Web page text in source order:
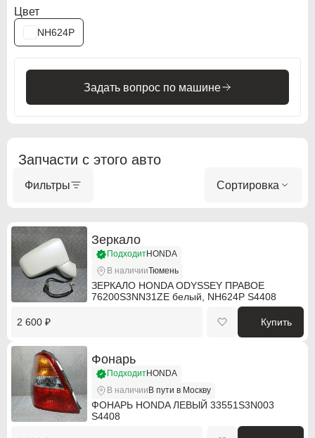
Цвет
NH624P
Задать вопрос по машине
Запчасти с этого авто
Фильтры Сортировка
Зеркало
В наличииТюмень
ПодходитHONDA
ЗЕРКАЛО HONDA ODYSSEY ПРАВОЕ
76200S3NN31ZE белый, NH624P S4408
2 600 ₽ Купить
Фонарь
В наличии В пути в Москву
ПодходитHONDA
ФОНАРЬ HONDA ЛЕВЫЙ 33551S3N003
S4408
ABARTH
Audi
BMW
BMW Motorrad
Cadillac
Chevrolet
Chrysler
ABARTH
Audi
BMW
BMW Motorrad
Cadillac
Chevrolet
Chrysler